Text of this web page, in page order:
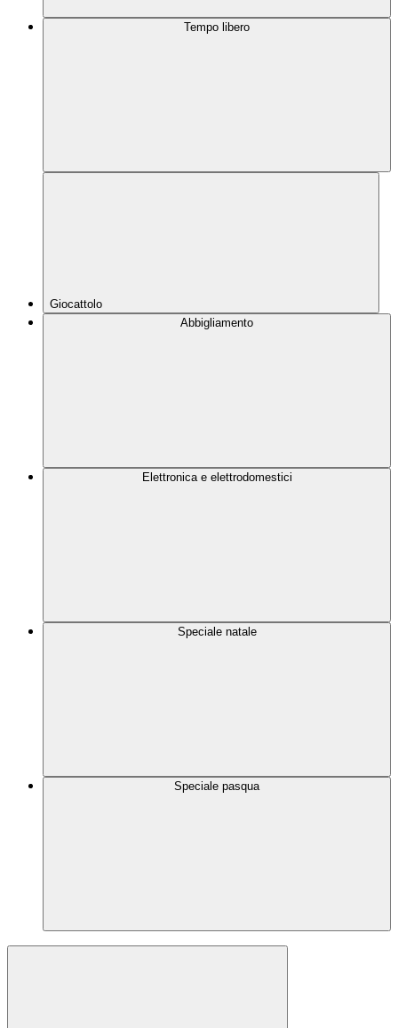
Tempo libero
Giocattolo
Abbigliamento
Elettronica e elettrodomestici
Speciale natale
Speciale pasqua